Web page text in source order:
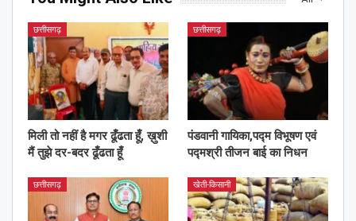
छत्तीसगढ़
मिली तो नहीं है मगर ढूँढता हूँ, ख़ुशी
मैं तुझे दर-बदर ढूँढता हूँ
छत्तीसगढ़
पंडवानी गायिका,पद्म विभूषण एवं
पद्मश्री तीजन बाई का निधन
छत्तीसगढ़ खेती-किसानी